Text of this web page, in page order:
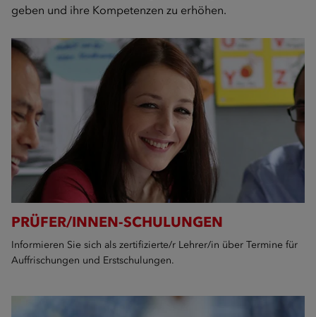
geben und ihre Kompetenzen zu erhöhen.
PRÜFER/INNEN-SCHULUNGEN
Informieren Sie sich als zertifizierte/r Lehrer/in über Termine für
Auffrischungen und Erstschulungen.